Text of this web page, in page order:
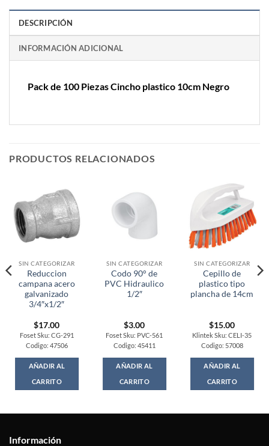
DESCRIPCIÓN
INFORMACIÓN ADICIONAL
Pack de 100 Piezas Cincho plastico 10cm Negro
PRODUCTOS RELACIONADOS
SIN CATEGORIZAR
Reduccion
campana acero
galvanizado
3/4″x1/2″
$17.00
Foset Sku: CG-291
Codigo: 47506
AÑADIR AL
CARRITO
SIN CATEGORIZAR
Codo 90° de
PVC Hidraulico
1/2″
$3.00
Foset Sku: PVC-561
Codigo: 45411
AÑADIR AL
CARRITO
SIN CATEGORIZAR
Cepillo de
plastico tipo
plancha de 14cm
$15.00
Klintek Sku: CELI-35
Codigo: 57008
AÑADIR AL
CARRITO
Información